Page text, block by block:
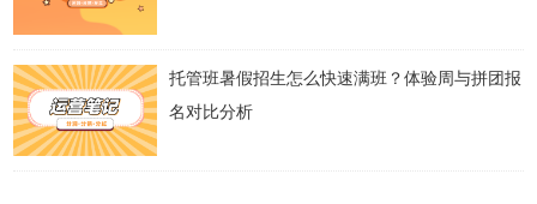
托管班暑假招生怎么快速满班？体验周与拼团报
名对比分析